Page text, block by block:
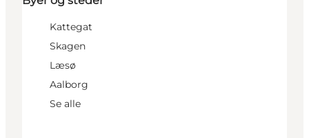
Kattegat
Skagen
Læsø
Aalborg
Se alle